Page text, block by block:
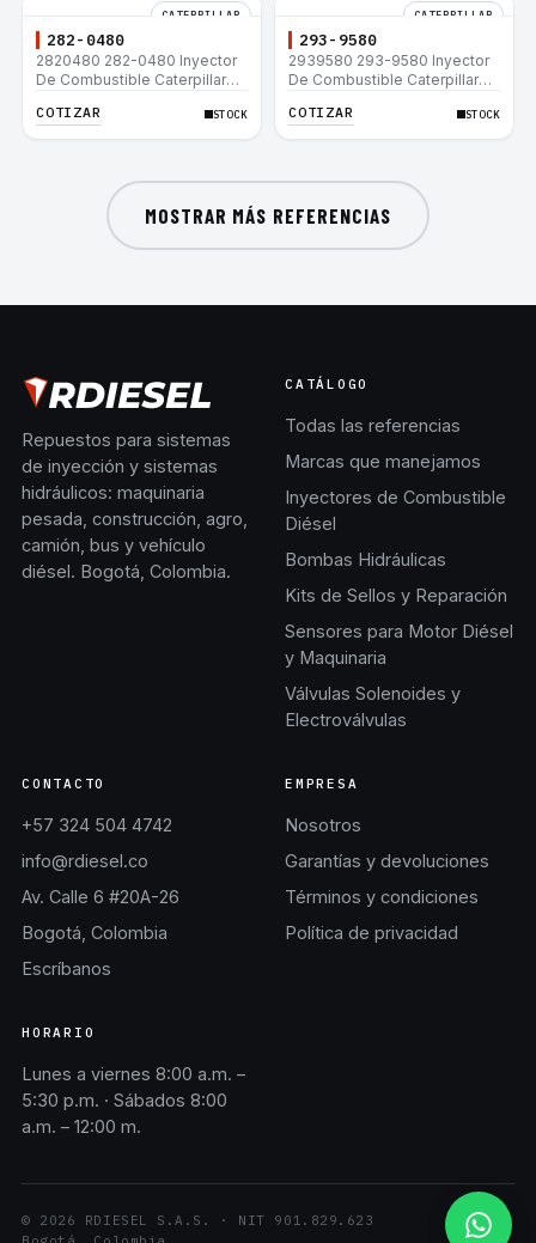
CATERPILLAR
282-0480
2820480 282-0480 Inyector
De Combustible Caterpillar®
COTIZAR STOCK
CATERPILLAR
293-9580
2939580 293-9580 Inyector
De Combustible Caterpillar®
COTIZAR STOCK
MOSTRAR MÁS REFERENCIAS
Repuestos para sistemas
de inyección y sistemas
hidráulicos: maquinaria
pesada, construcción, agro,
camión, bus y vehículo
diésel. Bogotá, Colombia.
CATÁLOGO
Todas las referencias
Marcas que manejamos
Inyectores de Combustible
Diésel
Bombas Hidráulicas
Kits de Sellos y Reparación
Sensores para Motor Diésel
y Maquinaria
Válvulas Solenoides y
Electroválvulas
CONTACTO
+57 324 504 4742
info@rdiesel.co
Av. Calle 6 #20A-26
Bogotá, Colombia
Escríbanos
EMPRESA
Nosotros
Garantías y devoluciones
Términos y condiciones
Política de privacidad
HORARIO
Lunes a viernes 8:00 a.m. –
5:30 p.m. · Sábados 8:00
a.m. – 12:00 m.
© 2026 RDIESEL S.A.S. · NIT 901.829.623